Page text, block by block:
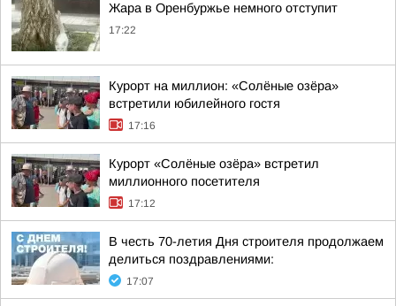
Жара в Оренбуржье немного отступит
17:22
Курорт на миллион: «Солёные озёра»
встретили юбилейного гостя
17:16
Курорт «Солёные озёра» встретил
миллионного посетителя
17:12
В честь 70-летия Дня строителя продолжаем
делиться поздравлениями:
17:07